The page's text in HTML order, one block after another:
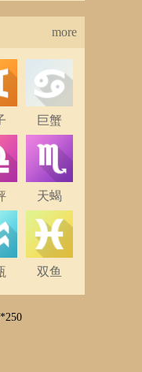
more
巨蟹
天蝎
双鱼